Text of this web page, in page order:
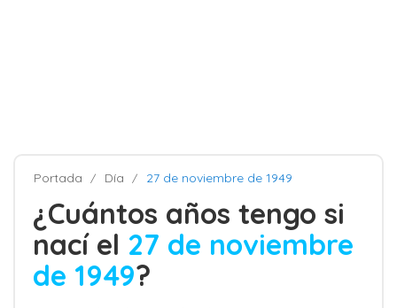
Portada Día 27 de noviembre de 1949
¿Cuántos años tengo si
nací el 27 de noviembre
de 1949?